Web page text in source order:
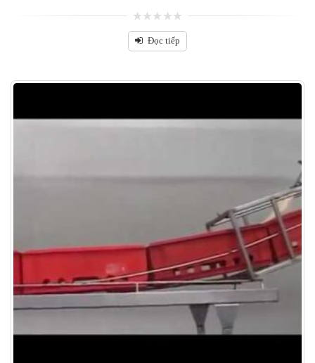
0
out
of
Đọc tiếp